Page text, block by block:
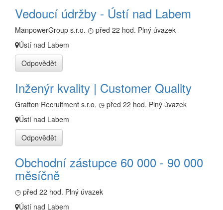
Vedoucí údržby - Ústí nad Labem
ManpowerGroup s.r.o. ◷ před 22 hod. Plný úvazek
Ústí nad Labem
Odpovědět
Inženýr kvality | Customer Quality
Grafton Recruitment s.r.o. ◷ před 22 hod. Plný úvazek
Ústí nad Labem
Odpovědět
Obchodní zástupce 60 000 - 90 000
měsíčně
◷ před 22 hod. Plný úvazek
Ústí nad Labem